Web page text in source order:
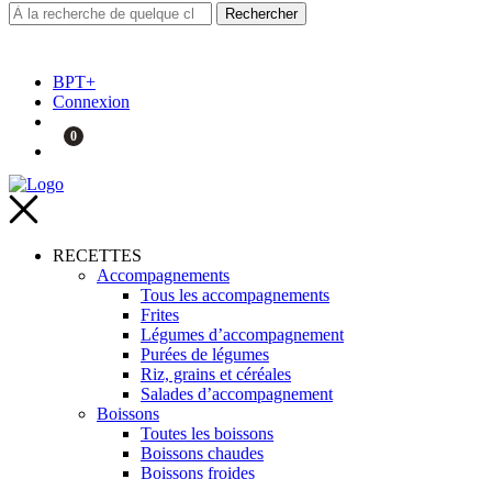
BPT+
Connexion
0
RECETTES
Accompagnements
Tous les accompagnements
Frites
Légumes d’accompagnement
Purées de légumes
Riz, grains et céréales
Salades d’accompagnement
Boissons
Toutes les boissons
Boissons chaudes
Boissons froides